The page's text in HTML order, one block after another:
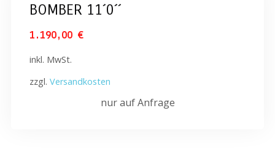
BOMBER 11´0´´
1.190,00 €
inkl. MwSt.
zzgl. Versandkosten
nur auf Anfrage